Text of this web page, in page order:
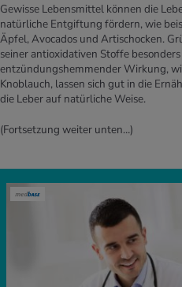
Gewisse Lebensmittel können die
natürliche Entgiftung fördern, wie
Äpfel, Avocados und Artischocken.
seiner antioxidativen Stoffe
entzündungshemmender Wirkung,
Knoblauch, lassen sich gut in die
die Leber auf natürliche Weise.
(Fortsetzung weiter unten…)